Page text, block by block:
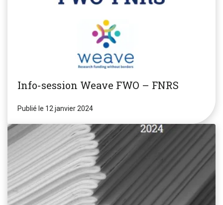
Info-session Weave FWO – FNRS
Publié le 12 janvier 2024